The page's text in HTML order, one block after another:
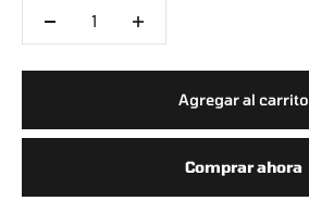
Agregar al carrito
Comprar ahora